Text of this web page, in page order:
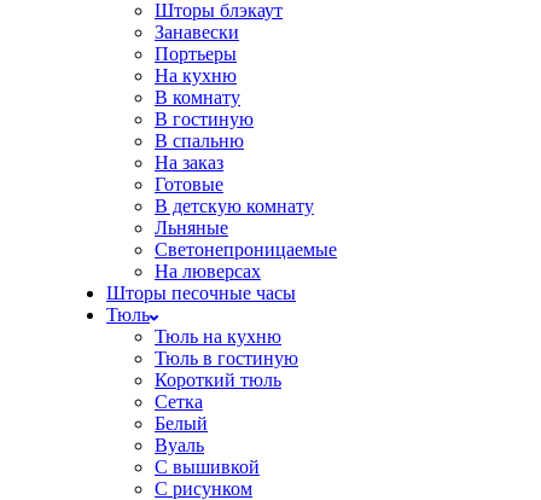
Шторы блэкаут
Занавески
Портьеры
На кухню
В комнату
В гостиную
В спальню
На заказ
Готовые
В детскую комнату
Льняные
Светонепроницаемые
На люверсах
Шторы песочные часы
Тюль
Тюль на кухню
Тюль в гостиную
Короткий тюль
Сетка
Белый
Вуаль
С вышивкой
С рисунком